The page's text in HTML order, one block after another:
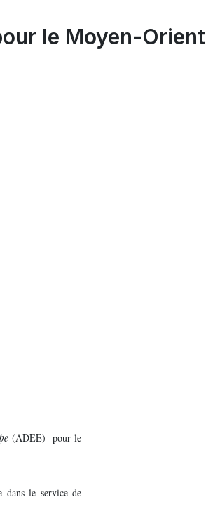
le Moyen-Orient
(ADEE) pour le
dans le service de